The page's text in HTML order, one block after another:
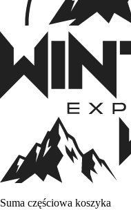
Suma częściowa koszyka